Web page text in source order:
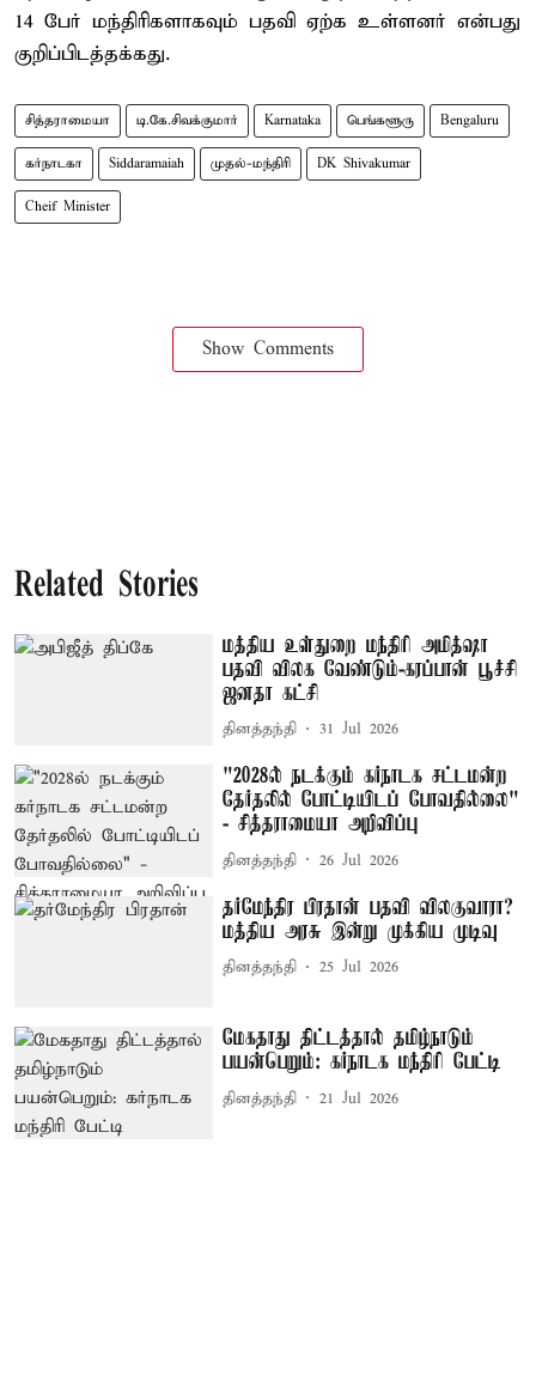
14 பேர் மந்திரிகளாகவும் பதவி ஏற்க உள்ளனர் என்பது
குறிப்பிடத்தக்கது.
சித்தராமையா டி.கே.சிவக்குமார் Karnataka பெங்களூரு Bengaluru
கர்நாடகா Siddaramaiah முதல்-மந்திரி DK Shivakumar
Cheif Minister
Show Comments
Related Stories
மத்திய உள்துறை மந்திரி அமித்ஷா
பதவி விலக வேண்டும்-கரப்பான் பூச்சி
ஜனதா கட்சி
தினத்தந்தி 31 Jul 2026
"2028ல் நடக்கும் கர்நாடக சட்டமன்ற
தேர்தலில் போட்டியிடப் போவதில்லை"
- சித்தராமையா அறிவிப்பு
தினத்தந்தி 26 Jul 2026
தர்மேந்திர பிரதான் பதவி விலகுவாரா?
மத்திய அரசு இன்று முக்கிய முடிவு
தினத்தந்தி 25 Jul 2026
மேகதாது திட்டத்தால் தமிழ்நாடும்
பயன்பெறும்: கர்நாடக மந்திரி பேட்டி
தினத்தந்தி 21 Jul 2026